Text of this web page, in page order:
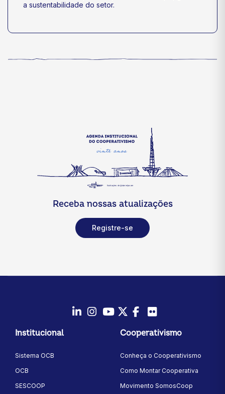
a sustentabilidade do setor.
Receba nossas atualizações
Registre-se
Instagram
YoutubeTwitter/X
Facebook
Institucional
Sistema OCB
OCB
SESCOOP
Cooperativismo
Conheça o Cooperativismo
Como Montar Cooperativa
Movimento SomosCoop